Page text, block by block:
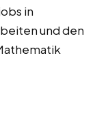
in
und den